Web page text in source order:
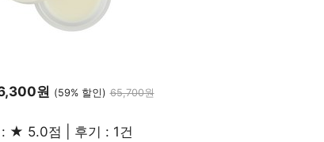
원 (59% 할인) 65,700원
: ★ 5.0점 | 후기 : 1건